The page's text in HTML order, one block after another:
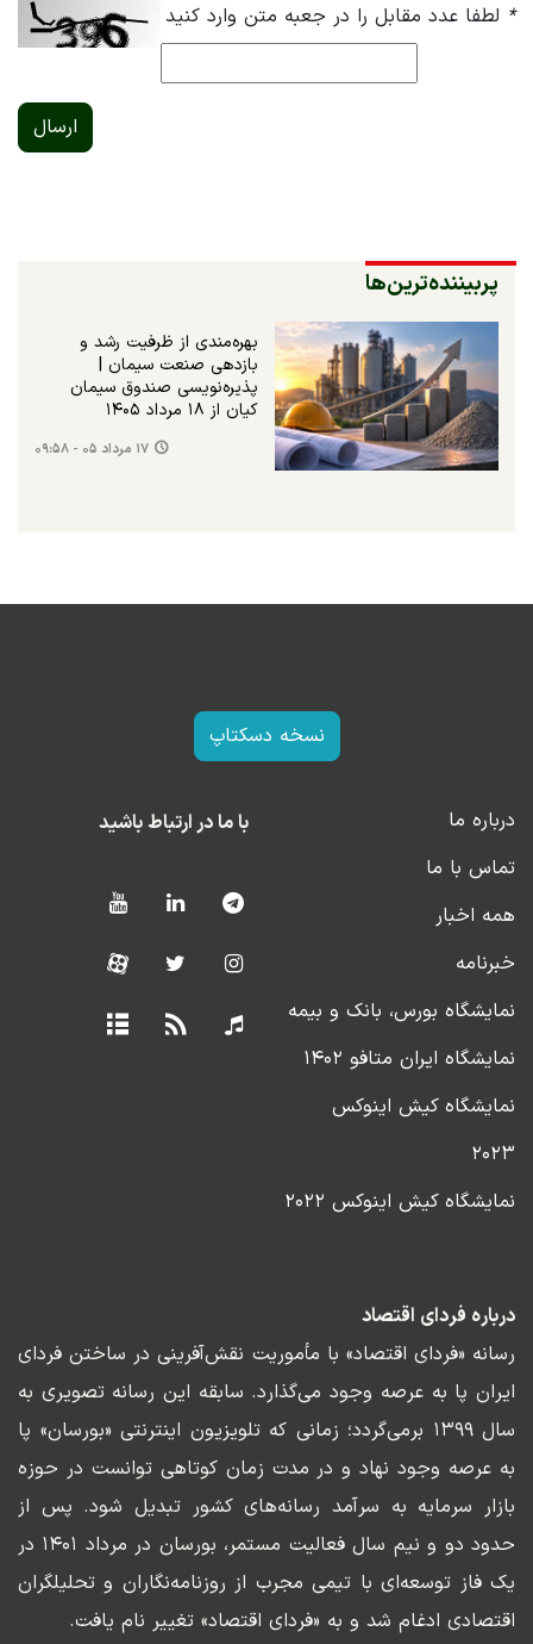
* لطفا عدد مقابل را در جعبه متن وارد کنید
ارسال
پربیننده‌ترین‌ها
بهره‌مندی از ظرفیت رشد و
بازدهی صنعت سیمان |
پذیره‌نویسی صندوق سیمان
کیان از ۱۸ مرداد ۱۴۰۵
۱۷ مرداد ۰۵ - ۰۹:۵۸
نسخه دسکتاپ
درباره ما
تماس با ما
همه اخبار
خبرنامه
نمایشگاه بورس، بانک و بیمه
نمایشگاه ایران متافو ۱۴۰۲
نمایشگاه کیش اینوکس
۲۰۲۳
نمایشگاه کیش اینوکس ۲۰۲۲
با ما در ارتباط باشید
درباره فردای اقتصاد
رسانه «فردای اقتصاد» با مأموریت نقش‌آفرینی در ساختن فردای
ایران پا به عرصه وجود می‌گذارد. سابقه این رسانه تصویری به
سال ۱۳۹۹ برمی‌گردد؛ زمانی که تلویزیون اینترنتی «بورسان» پا
به عرصه وجود نهاد و در مدت زمان کوتاهی توانست در حوزه
بازار سرمایه به سرآمد رسانه‌های کشور تبدیل شود. پس از
حدود دو و نیم سال فعالیت مستمر، بورسان در مرداد ۱۴۰۱ در
یک فاز توسعه‌ای با تیمی مجرب از روزنامه‌نگاران و تحلیلگران
اقتصادی ادغام شد و به «فردای اقتصاد» تغییر نام یافت.